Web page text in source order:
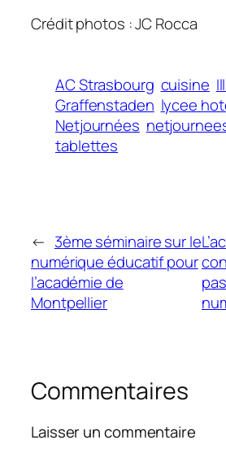
Crédit photos : JC Rocca
AC Strasbourg cuisine
Graffenstaden lycee
Netjournées
tablettes
← 3ème séminaire sur le
numérique éducatif pour
l’académie de
Montpellier
Commentaires
Laisser un commentaire